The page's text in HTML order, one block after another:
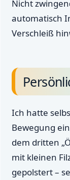
Nicht
automatisch
Verschleiß
Ich hatte
Bewegung
dem dritten
mit kleinen
gepolstert –